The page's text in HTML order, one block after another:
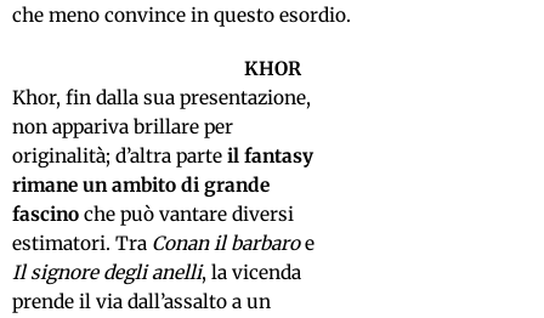
che meno convince in questo esordio.
KHOR
Khor, fin dalla sua presentazione,
non appariva brillare per
originalità; d’altra parte il fantasy
rimane un ambito di grande
fascino che può vantare diversi
estimatori. Tra Conan il barbaroe
Il signore degli anelli, la vicenda
prende il via dall’assalto a un